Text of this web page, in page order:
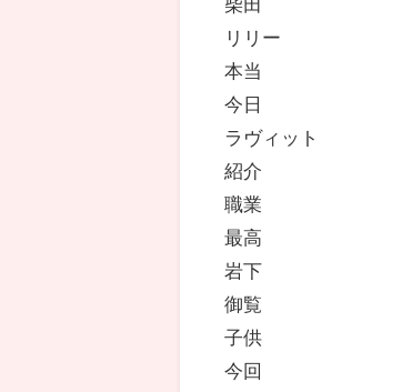
リリー
本当
今日
ラヴィット
紹介
職業
最高
岩下
御覧
子供
今回